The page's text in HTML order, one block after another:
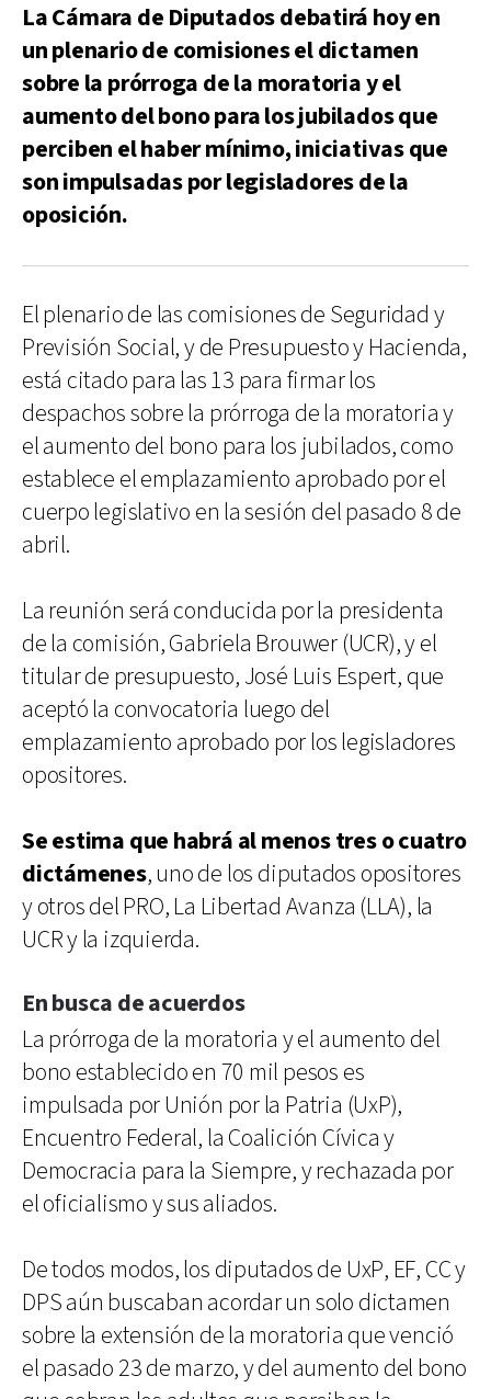
La Cámara de Diputados debatirá hoy en
un plenario de comisiones el dictamen
sobre la prórroga de la moratoria y el
aumento del bono para los jubilados que
perciben el haber mínimo, iniciativas que
son impulsadas por legisladores de la
oposición.
El plenario de las comisiones de Seguridad y
Previsión Social, y de Presupuesto y Hacienda,
está citado para las 13 para firmar los
despachos sobre la prórroga de la moratoria y
el aumento del bono para los jubilados, como
establece el emplazamiento aprobado por el
cuerpo legislativo en la sesión del pasado 8 de
abril.
La reunión será conducida por la presidenta
de la comisión, Gabriela Brouwer (UCR), y el
titular de presupuesto, José Luis Espert, que
aceptó la convocatoria luego del
emplazamiento aprobado por los legisladores
opositores.
Se estima que habrá al menos tres o cuatro
dictámenes, uno de los diputados opositores
y otros del PRO, La Libertad Avanza (LLA), la
UCR y la izquierda.
En busca de acuerdos
La prórroga de la moratoria y el aumento del
bono establecido en 70 mil pesos es
impulsada por Unión por la Patria (UxP),
Encuentro Federal, la Coalición Cívica y
Democracia para la Siempre, y rechazada por
el oficialismo y sus aliados.
De todos modos, los diputados de UxP, EF, CC y
DPS aún buscaban acordar un solo dictamen
sobre la extensión de la moratoria que venció
el pasado 23 de marzo, y del aumento del bono